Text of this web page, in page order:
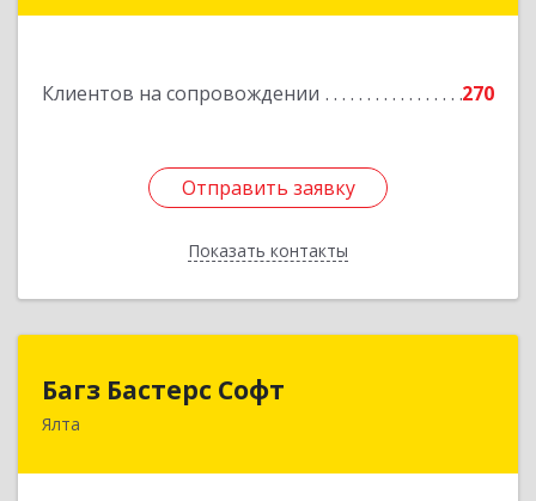
Клиентов на сопровождении 270
Отправить заявку
Показать контакты
Отправить заявку
Назад
Багз Бастерс Софт
Ялта
Багз Бастерс Софт
298603, Крым Респ, Ялта г, Свердлова ул, дом №